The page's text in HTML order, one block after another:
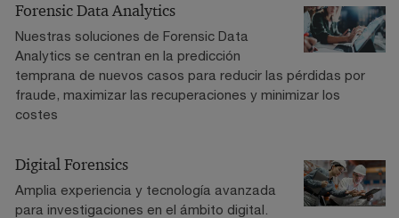
Forensic Data Analytics
Nuestras soluciones de Forensic Data
Analytics se centran en la predicción
temprana de nuevos casos para reducir las pérdidas por
fraude, maximizar las recuperaciones y minimizar los
costes
Digital Forensics
Amplia experiencia y tecnología avanzada
para investigaciones en el ámbito digital.